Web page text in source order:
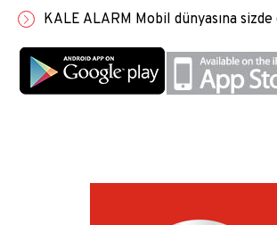
KALE ALARM M​obil dünyasına